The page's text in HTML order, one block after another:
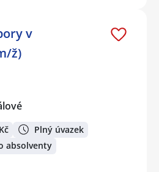
v
ž)
Plný úvazek
absolventy